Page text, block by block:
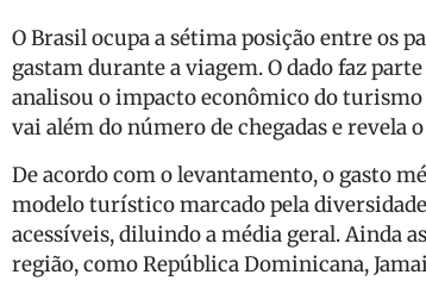
O Brasil ocupa a sétima posição entre os
gastam durante a viagem. O dado faz
analisou o impacto econômico do
vai além do número de chegadas e revela
De acordo com o levantamento, o gasto
modelo turístico marcado pela
acessíveis, diluindo a média geral. Ainda
região, como República Dominicana,